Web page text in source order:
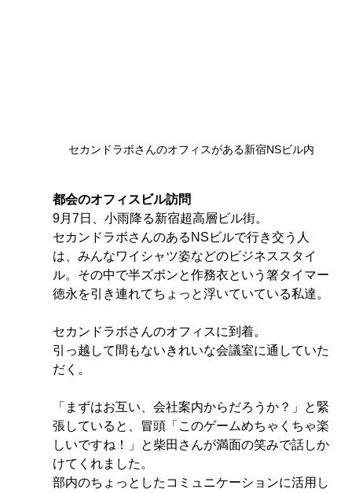
セカンドラボさんのオフィスがある新宿NSビル内
都会のオフィスビル訪問
9月7日、小雨降る新宿超高層ビル街。
セカンドラボさんのあるNSビルで行き交う人
は、みんなワイシャツ姿などのビジネススタイ
ル。その中で半ズボンと作務衣という箸タイマー
徳永を引き連れてちょっと浮いていている私達。
セカンドラボさんのオフィスに到着。
引っ越して間もないきれいな会議室に通していた
だく。
「まずはお互い、会社案内からだろうか？」と緊
張していると、冒頭「このゲームめちゃくちゃ楽
しいですね！」と柴田さんが満面の笑みで話しか
けてくれました。
部内のちょっとしたコミュニケーションに活用し